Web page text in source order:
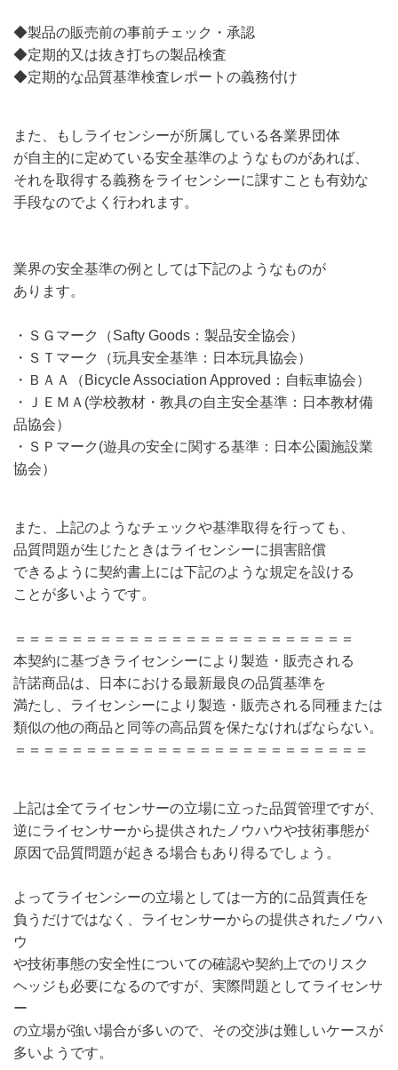
◆製品の販売前の事前チェック・承認
◆定期的又は抜き打ちの製品検査
◆定期的な品質基準検査レポートの義務付け
また、もしライセンシーが所属している各業界団体
が自主的に定めている安全基準のようなものがあれば、
それを取得する義務をライセンシーに課すことも有効な
手段なのでよく行われます。
業界の安全基準の例としては下記のようなものが
あります。
・ＳＧマーク（Safty Goods：製品安全協会）
・ＳＴマーク（玩具安全基準：日本玩具協会）
・ＢＡＡ（Bicycle Association Approved：自転車協会）
・ＪＥＭＡ(学校教材・教具の自主安全基準：日本教材備
品協会）
・ＳＰマーク(遊具の安全に関する基準：日本公園施設業
協会）
また、上記のようなチェックや基準取得を行っても、
品質問題が生じたときはライセンシーに損害賠償
できるように契約書上には下記のような規定を設ける
ことが多いようです。
＝＝＝＝＝＝＝＝＝＝＝＝＝＝＝＝＝＝＝＝＝＝＝＝
本契約に基づきライセンシーにより製造・販売される
許諾商品は、日本における最新最良の品質基準を
満たし、ライセンシーにより製造・販売される同種または
類似の他の商品と同等の高品質を保たなければならない。
＝＝＝＝＝＝＝＝＝＝＝＝＝＝＝＝＝＝＝＝＝＝＝＝＝
上記は全てライセンサーの立場に立った品質管理ですが、
逆にライセンサーから提供されたノウハウや技術事態が
原因で品質問題が起きる場合もあり得るでしょう。
よってライセンシーの立場としては一方的に品質責任を
負うだけではなく、ライセンサーからの提供されたノウハ
ウ
や技術事態の安全性についての確認や契約上でのリスク
ヘッジも必要になるのですが、実際問題としてライセンサ
ー
の立場が強い場合が多いので、その交渉は難しいケースが
多いようです。